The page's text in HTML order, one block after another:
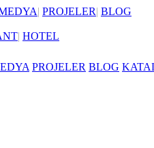
| PROJELER| BLOG
| HOTEL
PROJELER BLOG